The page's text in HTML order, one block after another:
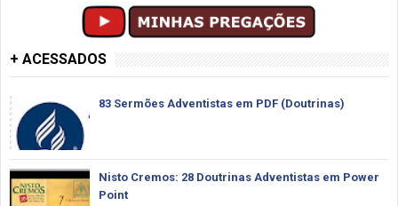
+ ACESSADOS
83 Sermões Adventistas em PDF (Doutrinas)
Nisto Cremos: 28 Doutrinas Adventistas em Power
Point